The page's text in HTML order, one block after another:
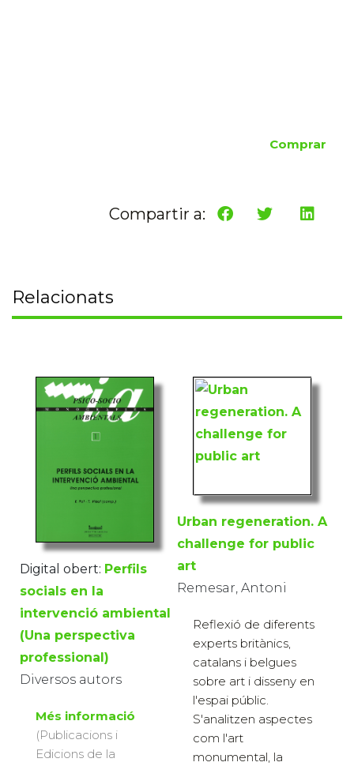
Comprar
Compartir a:
Relacionats
Digital obert: Perfils
socials en la
intervenció ambiental
(Una perspectiva
professional)
Diversos autors
Més informació
(Publicacions i
Edicions de la
Urban regeneration. A
challenge for public
art
Remesar, Antoni
Reflexió de diferents
experts britànics,
catalans i belgues
sobre art i disseny en
l'espai públic.
S'analitzen aspectes
com l'art
monumental, la